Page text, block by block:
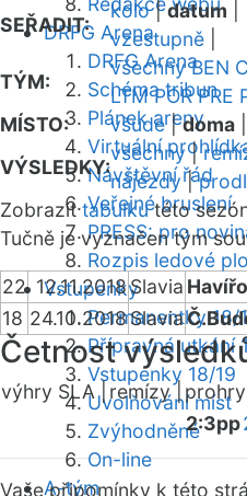
DRFG Arena
DRFG Arena
Schéma tribun
Plánek areny
Virtuální
Návštěvní řád
Veřejné bruslení
PRESS: pro
Rozpis ledové
Vstupenky
Permanentky 18/
Přípravná utkání
Vstupenky 18/19
Uvolňování míst
Zvýhodněné
On-line
A-tým
SEŘADIT:
kolo|datum
vzestupně
TÝM:
všechny BEN
LTM POR PRE
MÍSTO:
všude|doma
VÝSLEDKY:
všechny|
nájezdy|
Zobrazittabulkutéto
Tučně je vyznačen tým
22 12.11.2018Slavia
18 24.10.2018Slavia
Četnost
výhry SLA | remízy |
2:3pp
Vaše připomínky k této